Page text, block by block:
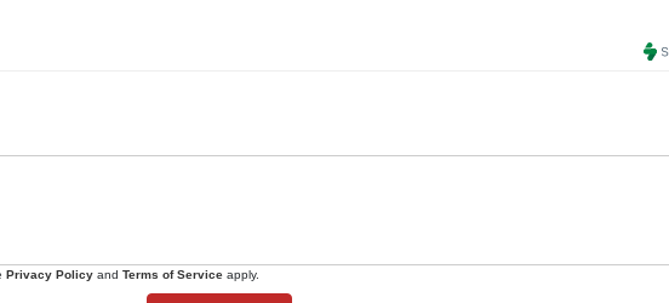
Privacy Policy and Terms of Service apply.